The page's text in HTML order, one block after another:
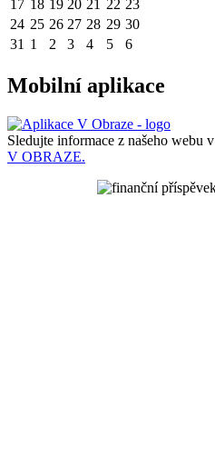
17 18 19 20 21 22 23
24 25 26 27 28 29 30
31 1 2 3 4 5 6
Mobilní aplikace
Sledujte informace z našeho webu v
V OBRAZE.